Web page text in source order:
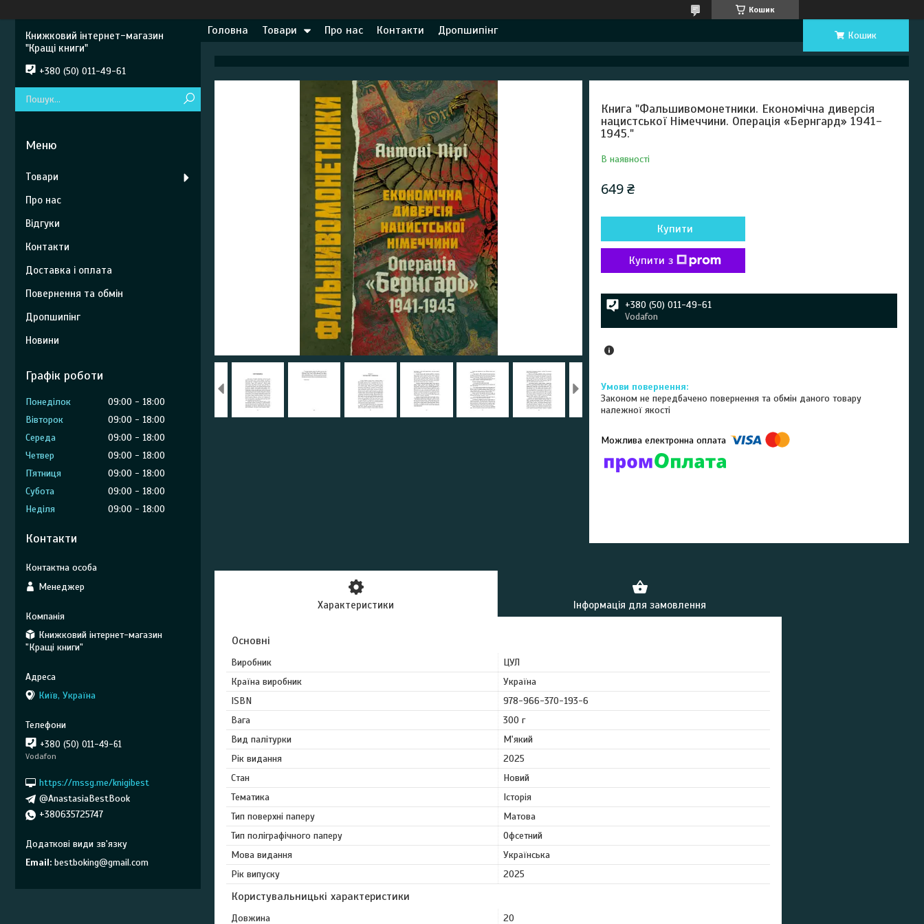
Кошик
Головна Товари Про нас Контакти Дропшипінг Кошик
Книга "Фальшивомонетники. Економічна диверсія
нацистської Німеччини. Операція «Бернгард» 1941-
1945."
В наявності
649 ₴
Купити
Купити з
+380 (50) 011-49-61
Vodafon
Законом не передбачено повернення та обмін даного товару
належної якості
Характеристики Інформація для замовлення
Основні
Виробник
ЦУЛ
Країна виробник
Україна
ISBN
978-966-370-193-6
Вага
300 г
Вид палітурки
М'який
Рік видання
2025
Стан
Новий
Тематика
Історія
Тип поверхні паперу
Матова
Тип поліграфічного паперу
Офсетний
Мова видання
Українська
Рік випуску
2025
Користувальницькі характеристики
Довжина
20
Книжковий інтернет-магазин
"Кращі книги"
+380 (50) 011-49-61
Товари
Про нас
Відгуки
Контакти
Доставка і оплата
Повернення та обмін
Дропшипінг
Новини
Графік роботи
Понеділок 09:00
18:00
Вівторок
09:00
18:00
Середа
09:00
18:00
Четвер
09:00
18:00
Пʼятниця
09:00
18:00
Субота
09:00
18:00
Неділя
09:00 18:00
Контакти
Менеджер
Книжковий інтернет-магазин
"Кращі книги"
Київ, Україна
+380 (50) 011-49-61
Vodafon
https://mssg.me/knigibest
@AnastasiaBestBook
+380635725747
Email bestboking@gmail.com